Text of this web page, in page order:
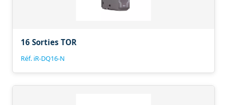
16 Sorties TOR
Réf. iR-DQ16-N